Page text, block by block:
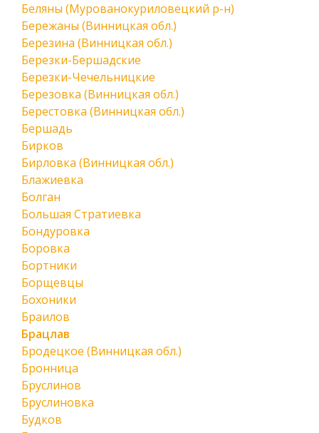
Беляны (Мурованокуриловецкий р-н)
Бережаны (Винницкая обл.)
Березина (Винницкая обл.)
Березки-Бершадские
Березки-Чечельницкие
Березовка (Винницкая обл.)
Берестовка (Винницкая обл.)
Бершадь
Бирков
Бирловка (Винницкая обл.)
Блажиевка
Болган
Большая Стратиевка
Бондуровка
Боровка
Бортники
Борщевцы
Бохоники
Браилов
Брацлав
Бродецкое (Винницкая обл.)
Бронница
Бруслинов
Бруслиновка
Будков